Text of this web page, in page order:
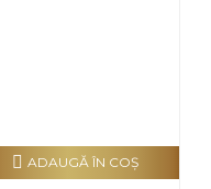
ADAUGĂ ÎN COŞ